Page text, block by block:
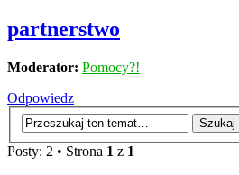
partnerstwo
Moderator: Pomocy?!
Odpowiedz
Posty: 2 • Strona 1 z 1